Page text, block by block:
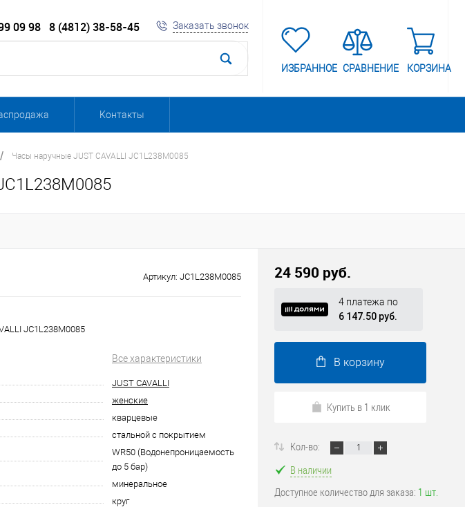
09 98 8 (4812) 38-58-45 Заказать звонок
ИЗБРАННОЕ СРАВНЕНИЕ КОРЗИНА
Контакты
/ Часы наручные JUST CAVALLI JC1L238M0085
Артикул: JC1L238M0085
JC1L238M0085
Все характеристики
JUST CAVALLI
женские
кварцевые
стальной c покрытием
WR50 (Водонепроницаемость
до 5 бар)
минеральное
круг
24 590 руб.
4 платежа по
6 147.50 руб.
В корзину
Купить в 1 клик
Кол-во:
В наличии
Доступное количество для заказа: 1 шт.